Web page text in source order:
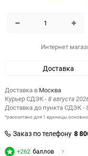
Интернет
Доставка
Доставка в Москва
Курьер СДЭК- 8 августа
Доставка до пункта СДЭК-
*рассчитано для 1 единицы
Заказ по телефону 8
+262 баллов ?